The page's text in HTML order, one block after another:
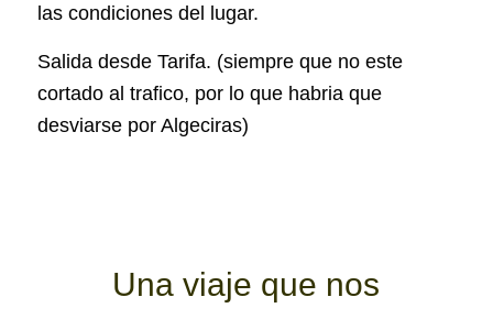
las condiciones del lugar.
Salida desde Tarifa. (siempre que no este
cortado al trafico, por lo que habria que
desviarse por Algeciras)
Una viaje que nos